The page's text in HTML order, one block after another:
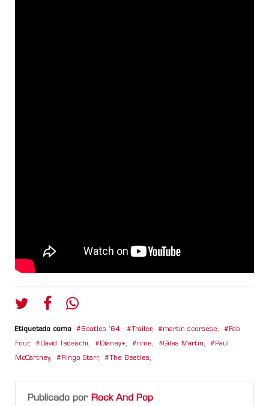
Etiquetado como Beatles ’64, Trailer, martin scorsese, Fab
Four, David Tedeschi, Disney+, nme, Giles Martin, Paul
McCartney, Ringo Starr, The Beatles,
Publicado por Rock And Pop